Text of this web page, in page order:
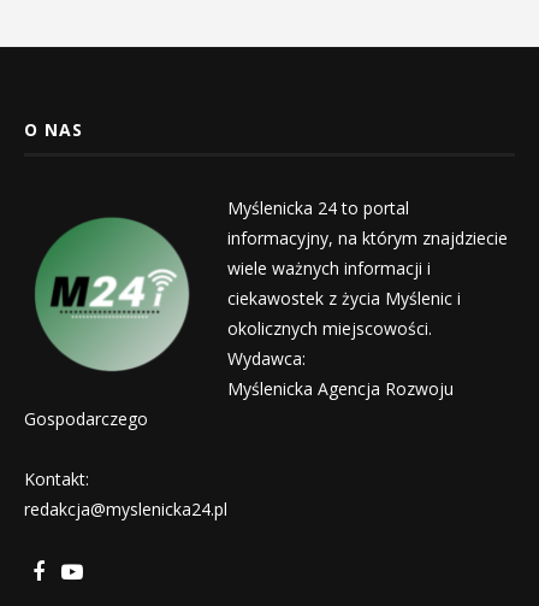
O NAS
Myślenicka 24 to portal
informacyjny, na którym znajdziecie
wiele ważnych informacji i
ciekawostek z życia Myślenic i
okolicznych miejscowości.
Wydawca:
Myślenicka Agencja Rozwoju
Gospodarczego
Kontakt:
redakcja@myslenicka24.pl